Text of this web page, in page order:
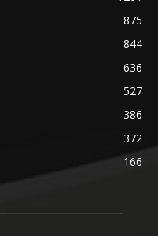
875
844
636
527
386
372
166